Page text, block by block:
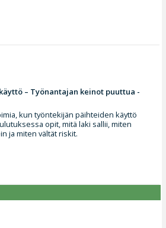
– Työnantajan keinot puuttua -
kun työntekijän päihteiden käyttö
opit, mitä laki sallii, miten
ja miten vältät riskit.